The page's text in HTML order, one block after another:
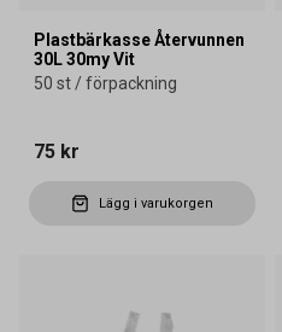
Plastbärkasse Återvunnen
30L 30my Vit
50 st / förpackning
75 kr
Lägg i varukorgen